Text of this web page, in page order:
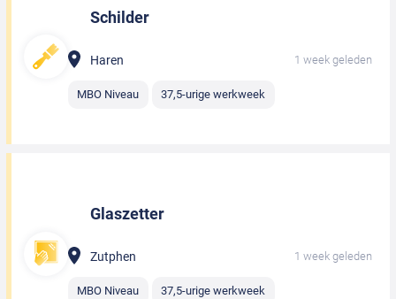
Schilder
Haren 1 week geleden
MBO Niveau 37,5-urige werkweek
Glaszetter
Zutphen 1 week geleden
MBO Niveau 37,5-urige werkweek